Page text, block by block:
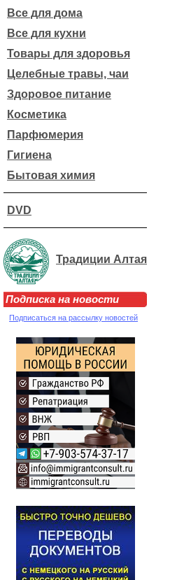
Все для дома
Все для кухни
Товары для здоровья
Целебные травы, чаи
Здоровое питание
Косметика
Парфюмерия
Гигиена
Бытовая химия
DVD
Традиции Алтая
Подписка на новости
Подписаться на рассылку новостей